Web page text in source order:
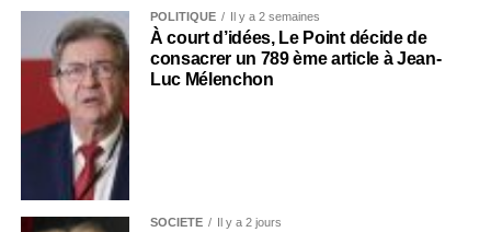
POLITIQUE Il y a 2 semaines
À court d’idées, Le Point décide de
consacrer un 789 ème article à Jean-
Luc Mélenchon
SOCIÉTÉ Il y a 2 jours